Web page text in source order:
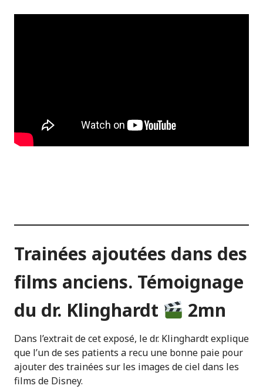
Trainées ajoutées dans des
films anciens. Témoignage
du dr. Klinghardt
2mn
Dans l’extrait de cet exposé, le dr. Klinghardt explique
que l’un de ses patients a recu une bonne paie pour
ajouter des trainées sur les images de ciel dans les
films de Disney.